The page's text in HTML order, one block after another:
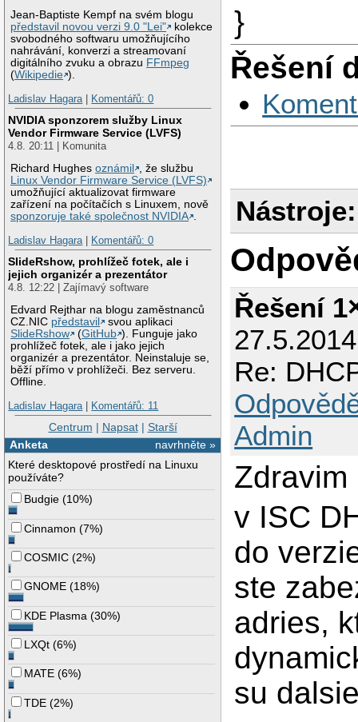
Jean-Baptiste Kempf na svém blogu
představil novou verzi 9.0 "Lei"
kolekce
svobodného softwaru umožňujícího
nahrávání, konverzi a streamovaní
digitálního zvuku a obrazu FFmpeg
(Wikipedie ).
Ladislav Hagara| Komentářů: 0
NVIDIA sponzorem služby Linux
Vendor Firmware Service (LVFS)
4.8. 20:11 | Komunita
Richard Hughesoznámil
, že službu
Linux Vendor Firmware Service (LVFS)
umožňující aktualizovat firmware
zařízení na počítačích s Linuxem, nově
sponzoruje také společnost NVIDIA .
Ladislav Hagara| Komentářů: 0
SlideRshow, prohlížeč fotek, ale i
jejich organizér a prezentátor
4.8. 12:22 | Zajímavý software
Edvard Rejthar na blogu zaměstnanců
CZ.NIC představil
svou aplikaci
SlideRshow
(GitHub ). Funguje jako
prohlížeč fotek, ale i jako jejich
organizér a prezentátor. Neinstaluje se,
běží přímo v prohlížeči. Bez serveru.
Offline.
Ladislav Hagara| Komentářů: 11
Centrum | Napsat| Starší
navrhněte »
Anketa
Které desktopové prostředí na Linuxu
používáte?
Budgie (10%)
Cinnamon (7%)
COSMIC (2%)
GNOME (18%)
KDE Plasma (30%)
LXQt (6%)
MATE (6%)
TDE (2%)
}
Řešení
Nástroje:
Řešení
Re:
Admin
Zdravim
v ISC
do
ste
adries,
su